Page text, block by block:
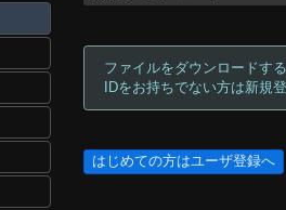
ファイルをダウンロードす
IDをお持ちでない方は新規
はじめての方はユーザ登録へ